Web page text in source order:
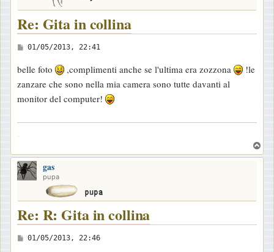
o
Re: Gita in collina
M
s
s
a
o
01/05/2013, 22:41
belle foto ,complimenti anche se l'ultima era zozzona
!le
zanzare che sono nella mia camera sono tutte davanti al
monitor del computer!
o
gas
pupa
Re: R: Gita in collina
M
01/05/2013, 22:46